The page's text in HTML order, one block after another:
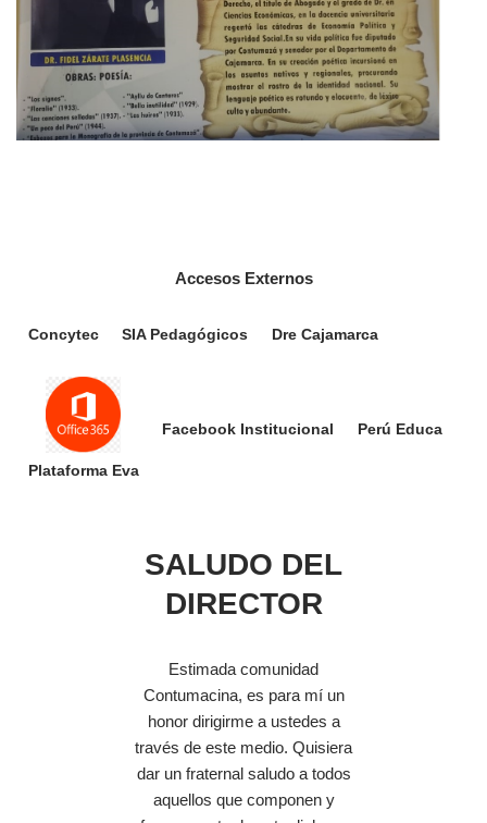
Accesos Externos
Concytec SIA Pedagógicos Dre Cajamarca
Plataforma Eva
Facebook Institucional Perú Educa
SALUDO DEL
DIRECTOR
Estimada comunidad
Contumacina, es para mí un
honor dirigirme a ustedes a
través de este medio. Quisiera
dar un fraternal saludo a todos
aquellos que componen y